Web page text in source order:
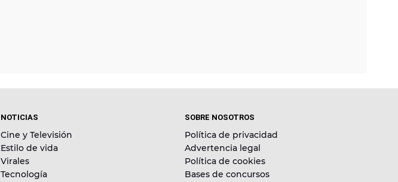
NOTICIAS
Cine y Televisión
Estilo de vida
Virales
Tecnología
SOBRE NOSOTROS
Política de privacidad
Advertencia legal
Política de cookies
Bases de concursos